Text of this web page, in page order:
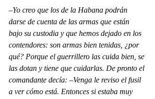
–Yo creo que los de la Habana podrán
darse de cuenta de las armas que están
bajo su custodia y que hemos dejado en los
contendores: son armas bien tenidas, ¿por
qué? Porque el guerrillero las cuida bien, se
las dotan y tiene que cuidarlas. De pronto el
comandante decía: –Venga le reviso el fusil
a ver cómo está. Entonces si estaba muy